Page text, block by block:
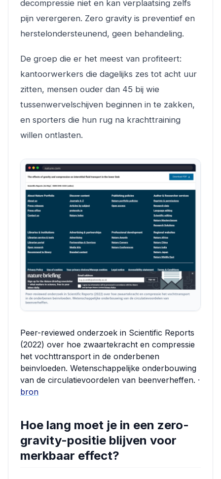
decompressie niet en kan verplaatsing zelfs
pijn verergeren. Zero gravity is preventief en
herstelondersteunend, geen behandeling.
De groep die er het meest van profiteert:
kantoorwerkers die dagelijks zes tot acht uur
zitten, mensen ouder dan 45 bij wie
tussenwervelschijven beginnen in te zakken,
en sporters die hun rug na krachttraining
willen ontlasten.
Peer-reviewed onderzoek in Scientific Reports
(2022) over hoe zwaartekracht en compressie
het vochttransport in de onderbenen
beinvloeden. Wetenschappelijke onderbouwing
van de circulatievoordelen van beenverheffen. ·
bron
Hoe lang moet je in een zero-
gravity-positie blijven voor
merkbaar effect?